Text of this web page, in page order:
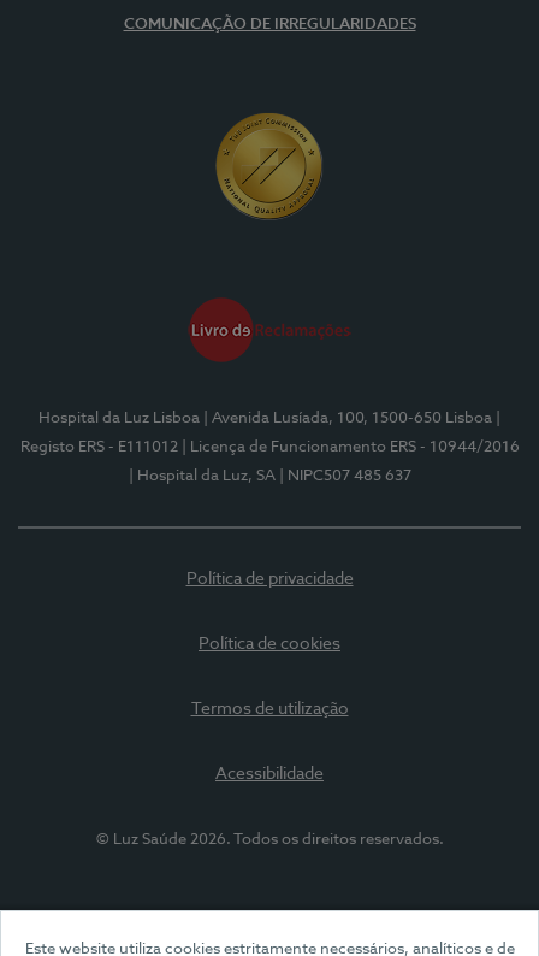
Este website utiliza cookies estritamente necessários, analíticos e de
COMUNICAÇÃO DE IRREGULARIDADES
Hospital da Luz Lisboa | Avenida Lusíada, 100, 1500-650 Lisboa
Registo ERS - E111012
| Licença de Funcionamento ERS - 10944/2016
| Hospital da Luz, SA
| NIPC507 485 637
Política de privacidade
Política de cookies
Termos de utilização
Acessibilidade
© Luz Saúde 2026. Todos os direitos reservados.